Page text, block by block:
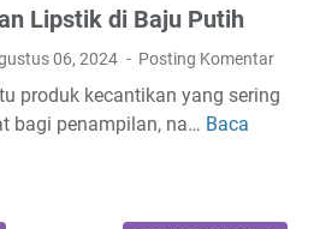
Lipstik di Baju Putih
06, 2024 Posting Komentar
produk kecantikan yang sering
bagi penampilan, na… Baca